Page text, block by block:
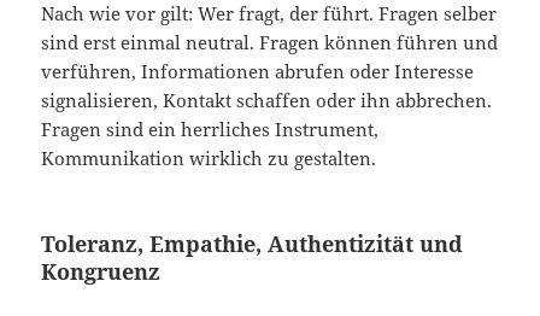
Nach wie vor gilt: Wer fragt, der führt. Fragen selber
sind erst einmal neutral. Fragen können führen und
verführen, Informationen abrufen oder Interesse
signalisieren, Kontakt schaffen oder ihn abbrechen.
Fragen sind ein herrliches Instrument,
Kommunikation wirklich zu gestalten.
Toleranz, Empathie, Authentizität und
Kongruenz